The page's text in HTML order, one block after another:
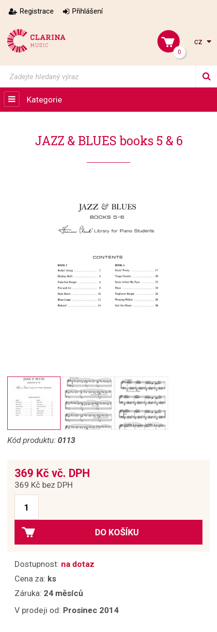
Registrace Přihlášení
0
cz
Kategorie
JAZZ & BLUES books 5 & 6
Kód produktu: 0113
369 Kč vč. DPH
369 Kč bez DPH
DO KOŠÍKU
Dostupnost: na dotaz
Cena za: ks
Záruka: 24 měsíců
V prodeji od: Prosinec 2014